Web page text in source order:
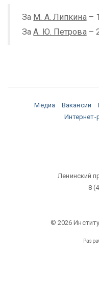
За М. А. Липкина–
ЗаА. Ю. Петрова–
Медиа Вакансии
Интернет-
Ленинский
8
© 2026